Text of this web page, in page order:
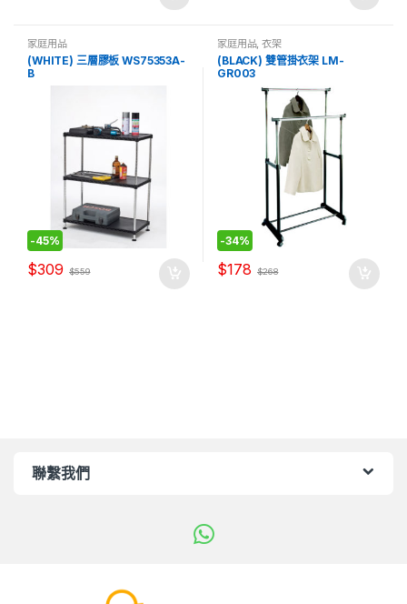
家庭用品
(WHITE) 三層膠板 WS75353A-
B
-45%
$309 $559
家庭用品,衣架
(BLACK) 雙管掛衣架 LM-
GR003
-34%
$178 $268
聯繫我們